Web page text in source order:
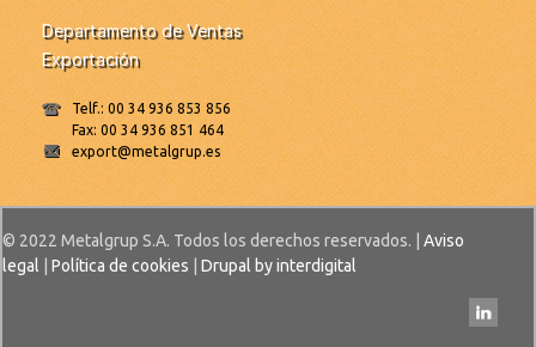
Departamento de Ventas
Exportación
Telf.: 00 34 936 853 856
Fax: 00 34 936 851 464
export@metalgrup.es
© 2022 Metalgrup S.A. Todos los derechos reservados. | Aviso
legal | Política de cookies | Drupal by interdigital